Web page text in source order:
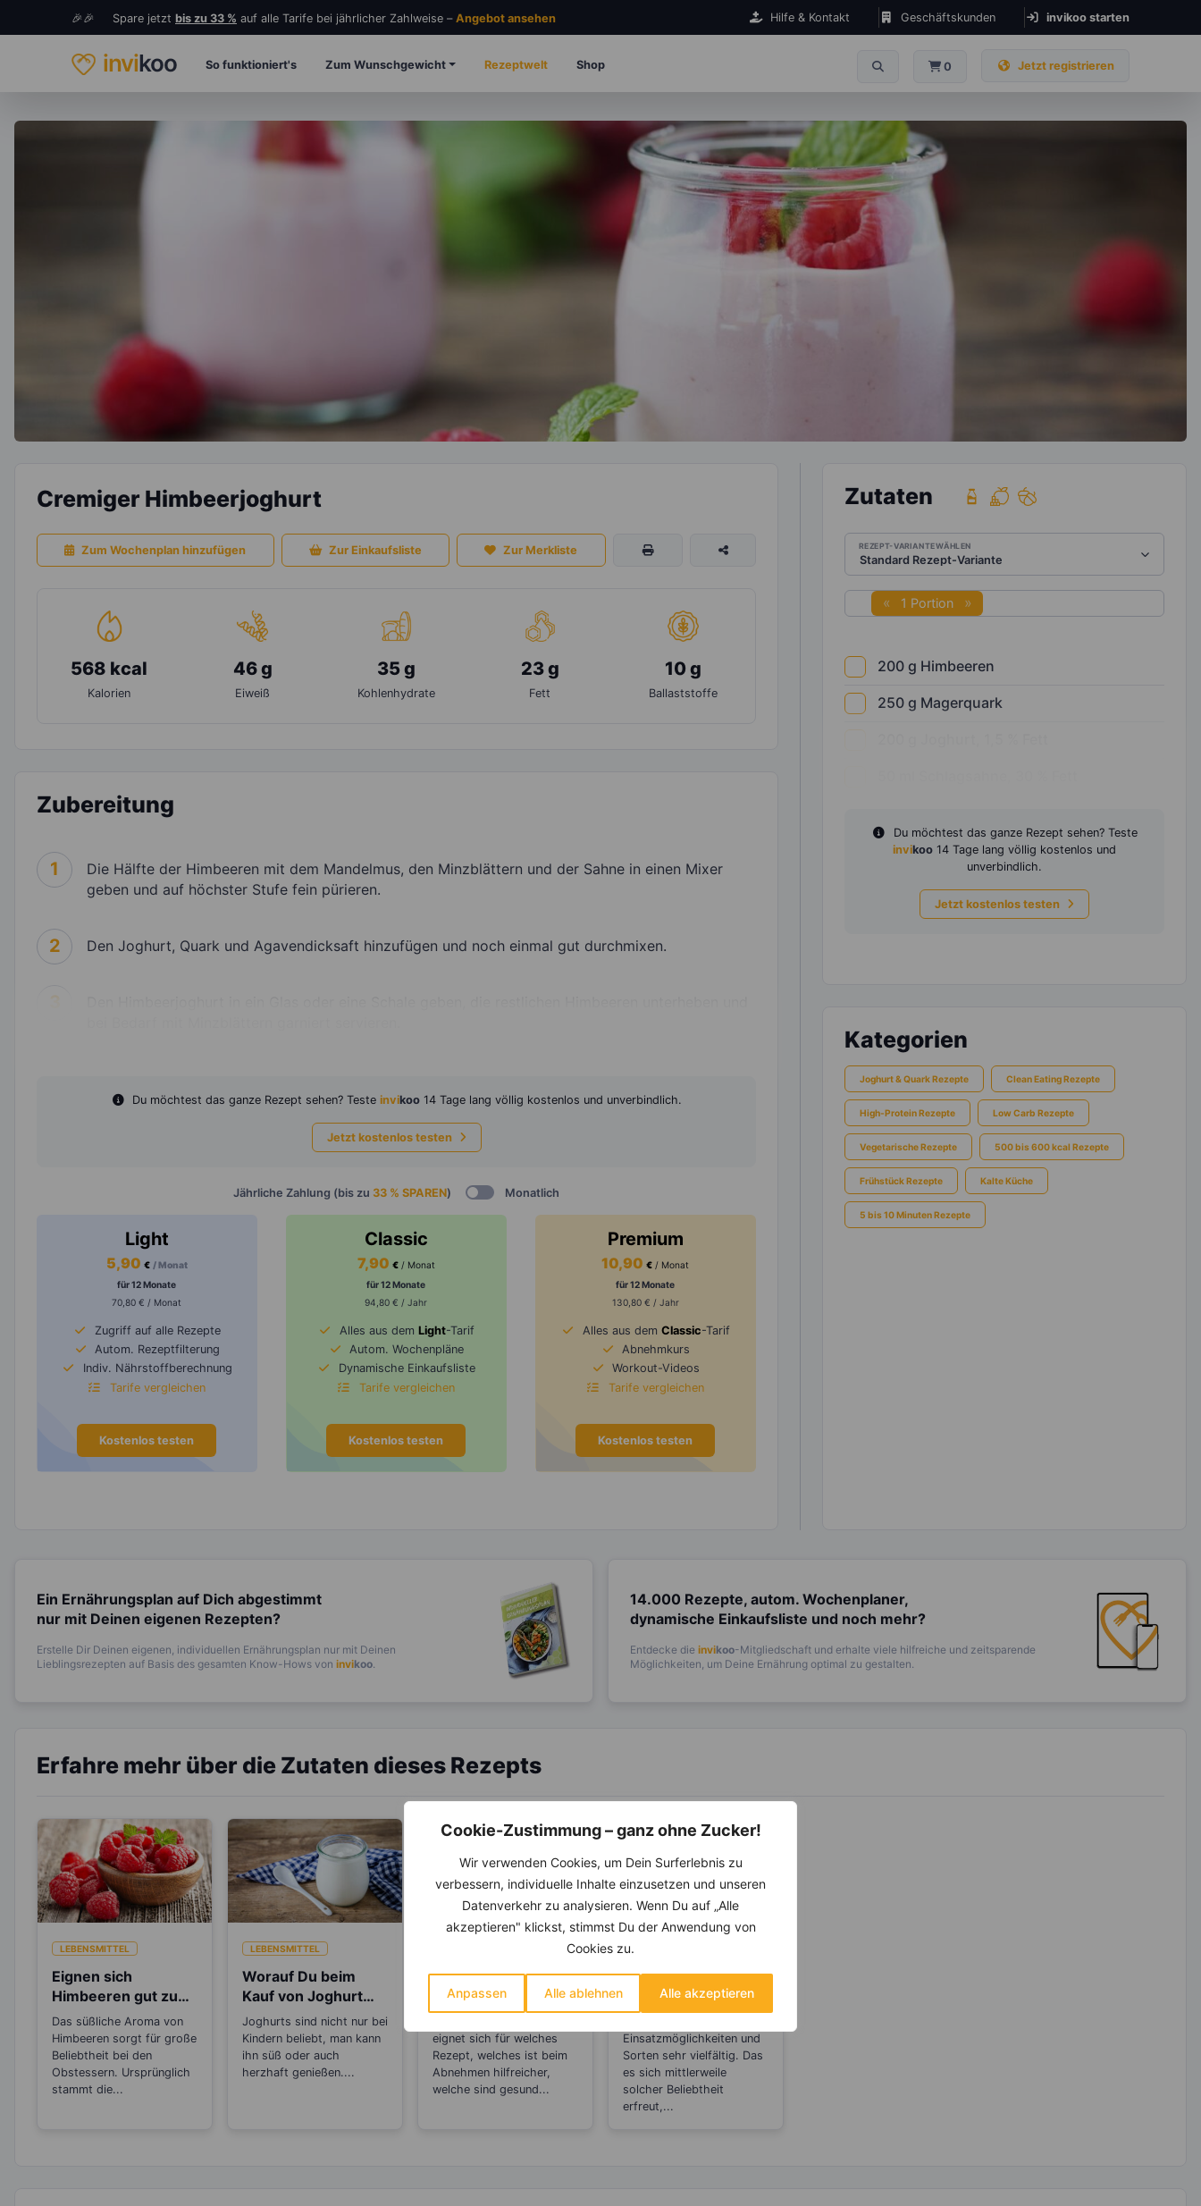
Cookie-Zustimmung – ganz ohne Zucker!
Wir verwenden Cookies, um Dein Surferlebnis zu
verbessern, individuelle Inhalte einzusetzen und unseren
Datenverkehr zu analysieren. Wenn Du auf „Alle
akzeptieren" klickst, stimmst Du der Anwendung von
Cookies zu.
Anpassen Alle ablehnen Alle akzeptieren
🎉🎉 Spare jetzt bis zu 33 % auf alle Tarife bei jährlicher Zahlweise – Angebot ansehen Hilfe & Kontakt Geschäftskunden invikoo starten
invikoo So funktioniert's Zum Wunschgewicht Rezeptwelt Shop 0 Jetzt registrieren
Cremiger Himbeerjoghurt
Zum Wochenplan hinzufügen Zur Einkaufsliste Zur Merkliste
568 kcal
Kalorien
46 g
Eiweiß
35 g
Kohlenhydrate
23 g
Fett
10 g
Ballaststoffe
Zubereitung
1
Die Hälfte der Himbeeren mit dem Mandelmus, den Minzblättern und der Sahne in einen Mixer
geben und auf höchster Stufe fein pürieren.
2 Den Joghurt, Quark und Agavendicksaft hinzufügen und noch einmal gut durchmixen.
Du möchtest das ganze Rezept sehen? Teste invikoo 14 Tage lang völlig kostenlos und unverbindlich.
Jetzt kostenlos testen
Jährliche Zahlung (bis zu 33 % SPAREN) Monatlich
Light
5,90 € / Monat
für 12 Monate
70,80 € / Monat
Zugriff auf alle Rezepte
Autom. Rezeptfilterung
Indiv. Nährstoffberechnung
Tarife vergleichen
Kostenlos testen
Classic
7,90 € / Monat
für 12 Monate
94,80 € / Jahr
Alles aus dem Light-Tarif
Autom. Wochenpläne
Dynamische Einkaufsliste
Tarife vergleichen
Kostenlos testen
Premium
10,90€ / Monat
für 12 Monate
130,80 € / Jahr
Alles aus dem Classic-Tarif
Abnehmkurs
Workout-Videos
Tarife vergleichen
Kostenlos testen
Zutaten
REZEPT-VARIANTE WÄHLEN
1 Portion
200 g Himbeeren
250 g Magerquark
Du möchtest das ganze Rezept sehen? Teste
invikoo 14 Tage lang völlig kostenlos und
unverbindlich.
Jetzt kostenlos testen
Kategorien
Joghurt & Quark Rezepte Clean Eating Rezepte
High-Protein Rezepte Low Carb Rezepte
Vegetarische Rezepte 500 bis 600 kcal Rezepte
Frühstück Rezepte Kalte Küche
5 bis 10 Minuten Rezepte
Ein Ernährungsplan auf Dich abgestimmt
nur mit Deinen eigenen Rezepten?
Erstelle Dir Deinen eigenen, individuellen Ernährungsplan nur mit Deinen
Lieblingsrezepten auf Basis des gesamten Know-Hows von invikoo.
14.000 Rezepte, autom. Wochenplaner,
dynamische Einkaufsliste und noch mehr?
Entdecke die invikoo-Mitgliedschaft und erhalte viele hilfreiche und zeitsparende
Möglichkeiten, um Deine Ernährung optimal zu gestalten.
Erfahre mehr über die Zutaten dieses Rezepts
LEBENSMITTEL
Eignen sich
Himbeeren gut zum
Abnehmen?
Das süßliche Aroma von
Himbeeren sorgt für große
Beliebtheit bei den
Obstessern. Ursprünglich
stammt die...
LEBENSMITTEL
Worauf Du beim
Kauf von Joghurt
achten solltest
Joghurts sind nicht nur bei
Kindern beliebt, man kann
ihn süß oder auch
herzhaft genießen....
Kennst Du die
Unterschiede
zwischen Sahne,
Saurer Sahne,
Creme Fraiche,
Schmand und Co?
eignet sich für welches
Rezept, welches ist beim
Abnehmen hilfreicher,
welche sind gesund...
Die versteckten
Vorteile des
Nussmus
Einsatzmöglichkeiten und
Sorten sehr vielfältig. Das
es sich mittlerweile
solcher Beliebtheit
erfreut,...